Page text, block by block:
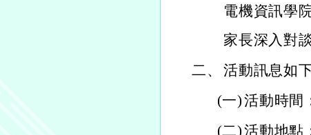
電機資訊學
家長深入對
二、 活動訊息如下
(一)活動時間
(二)活動地點